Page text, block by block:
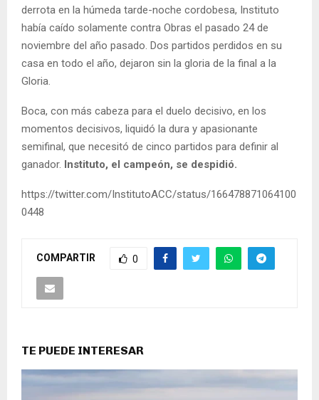
derrota en la húmeda tarde-noche cordobesa, Instituto
había caído solamente contra Obras el pasado 24 de
noviembre del año pasado. Dos partidos perdidos en su
casa en todo el año, dejaron sin la gloria de la final a la
Gloria.
Boca, con más cabeza para el duelo decisivo, en los
momentos decisivos, liquidó la dura y apasionante
semifinal, que necesitó de cinco partidos para definir al
ganador. Instituto, el campeón, se despidió.
https://twitter.com/InstitutoACC/status/166478871064100
0448
COMPARTIR 0
TE PUEDE INTERESAR